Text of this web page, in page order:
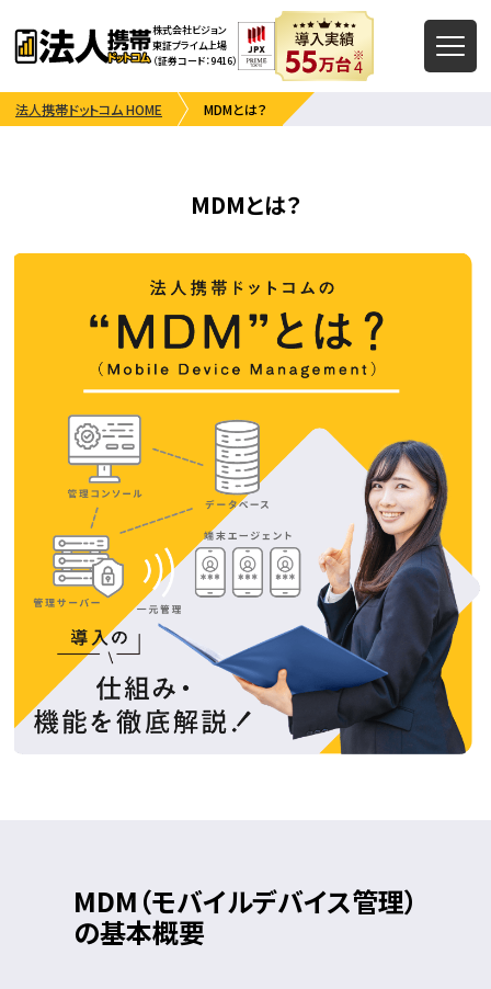
株式会社ビジョン
東証プライム上場
（証券コード：9416）
法人携帯ドットコム HOME MDMとは？
MDMとは？
MDM （モバイルデバイス管理）
の基本概要